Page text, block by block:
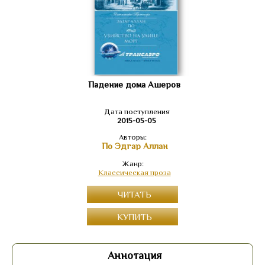
Падение дома Ашеров
Дата поступления
2015-05-05
Авторы:
По Эдгар Аллан
Жанр:
Классическая проза
ЧИТАТЬ
КУПИТЬ
Аннотация